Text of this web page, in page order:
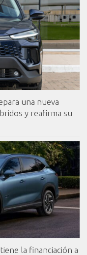
una nueva
y reafirma su
la financiación a